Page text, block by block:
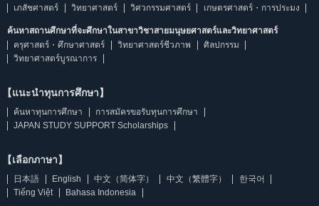
เภสัชศาสตร์
วิทยาศาสตร์ วิศวกรรมศาสตร์ เกษตรศาสตร์・การประมง
ค้นหาสถานศึกษาที่จะศึกษาในสาขาวิชาสายมนุษยศาสตร์และวิทยาศาสตร์
ครุศาสตร์・ศึกษาศาสตร์
วิทยาศาสตร์ชีวภาพ
ศิลปกรรม
วิทยาศาสตร์บูรณาการ
【แนะนำทุนการศึกษา】
ค้นหาทุนการศึกษา
การสมัครขอรับทุนการศึกษา
JAPAN STUDY SUPPORT Scholarships
【เลือกภาษา】
日本語 English 中文（简体字） 中文（繁體字）
한국어
Tiếng Việt
Bahasa Indonesia